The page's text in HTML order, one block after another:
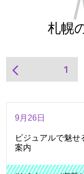
札幌
arrow_back_ios 1
9月26日
ビジュアルで魅
案内